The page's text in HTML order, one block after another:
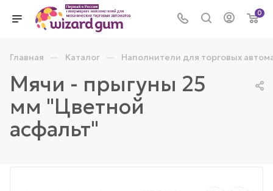
0
Главная — Каталог — Наполнители для торговых
Мячи - прыгуны 25
мм "Цветной
асфальт"